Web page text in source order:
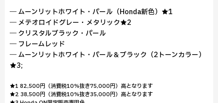
― ムーンリットホワイト・パール（Honda新色）★1
― メテオロイドグレー・メタリック★2
― クリスタルブラック・パール
― フレームレッド
― ムーンリットホワイト・パール＆ブラック（2トーンカラー）
★3;
★1 82,500円（消費税10％抜き75,000円）高となります
★2 38,500円（消費税10％抜き35,000円）高となります